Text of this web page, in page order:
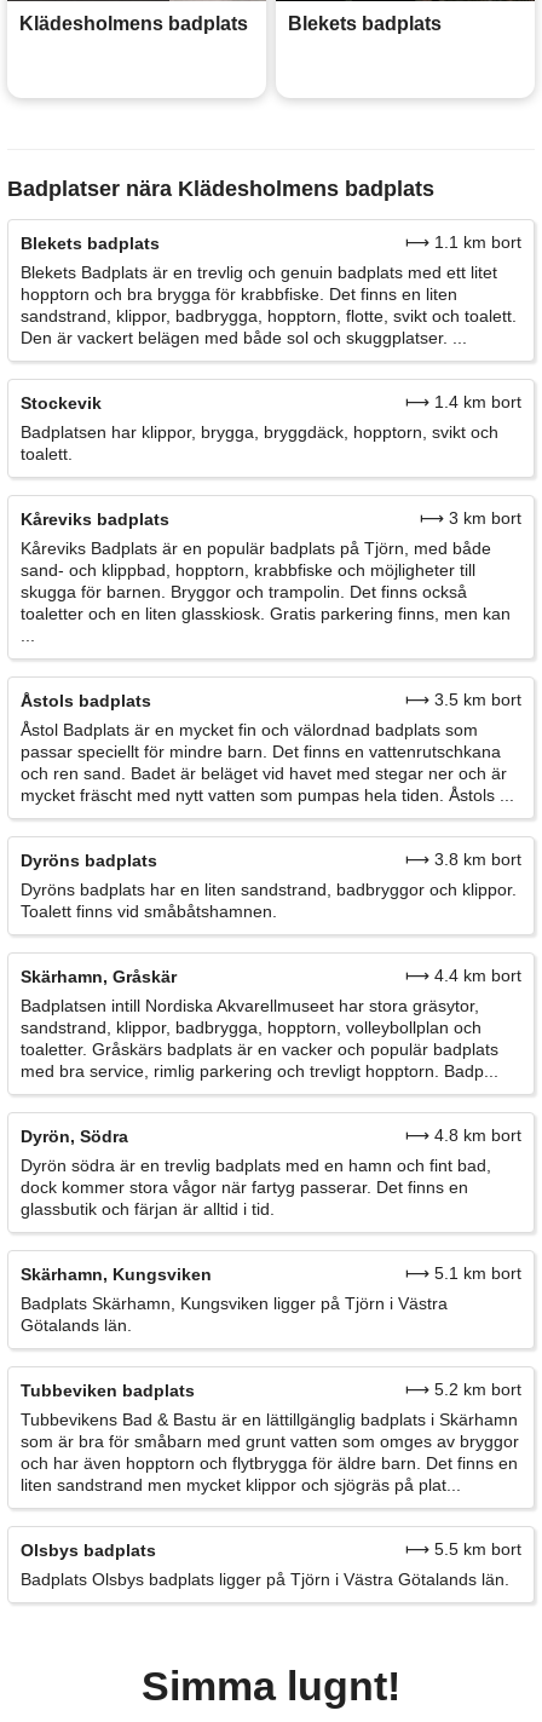
Klädesholmens badplats Blekets badplats
Badplatser nära Klädesholmens badplats
Blekets badplats
⟼ 1.1 km bort
Blekets Badplats är en trevlig och genuin badplats med ett litet
hopptorn och bra brygga för krabbfiske. Det finns en liten
sandstrand, klippor, badbrygga, hopptorn, flotte, svikt och toalett.
Den är vackert belägen med både sol och skuggplatser. ...
Stockevik
⟼ 1.4 km bort
Badplatsen har klippor, brygga, bryggdäck, hopptorn, svikt och
toalett.
Kåreviks badplats
⟼ 3 km bort
Kåreviks Badplats är en populär badplats på Tjörn, med både
sand- och klippbad, hopptorn, krabbfiske och möjligheter till
skugga för barnen. Bryggor och trampolin. Det finns också
toaletter och en liten glasskiosk. Gratis parkering finns, men kan
Åstols badplats
⟼ 3.5 km bort
Åstol Badplats är en mycket fin och välordnad badplats som
passar speciellt för mindre barn. Det finns en vattenrutschkana
och ren sand. Badet är beläget vid havet med stegar ner och är
mycket fräscht med nytt vatten som pumpas hela tiden. Åstols ...
Dyröns badplats
⟼ 3.8 km bort
Dyröns badplats har en liten sandstrand, badbryggor och klippor.
Toalett finns vid småbåtshamnen.
Skärhamn, Gråskär
⟼ 4.4 km bort
Badplatsen intill Nordiska Akvarellmuseet har stora gräsytor,
sandstrand, klippor, badbrygga, hopptorn, volleybollplan och
toaletter. Gråskärs badplats är en vacker och populär badplats
med bra service, rimlig parkering och trevligt hopptorn. Badp...
Dyrön, Södra
⟼ 4.8 km bort
Dyrön södra är en trevlig badplats med en hamn och fint bad,
dock kommer stora vågor när fartyg passerar. Det finns en
glassbutik och färjan är alltid i tid.
Skärhamn, Kungsviken
⟼ 5.1 km bort
Badplats Skärhamn, Kungsviken ligger på Tjörn i Västra
Götalands län.
Tubbeviken badplats
⟼ 5.2 km bort
Tubbevikens Bad & Bastu är en lättillgänglig badplats i Skärhamn
som är bra för småbarn med grunt vatten som omges av bryggor
och har även hopptorn och flytbrygga för äldre barn. Det finns en
liten sandstrand men mycket klippor och sjögräs på plat...
Olsbys badplats
⟼ 5.5 km bort
Badplats Olsbys badplats ligger på Tjörn i Västra Götalands län.
Simma lugnt!